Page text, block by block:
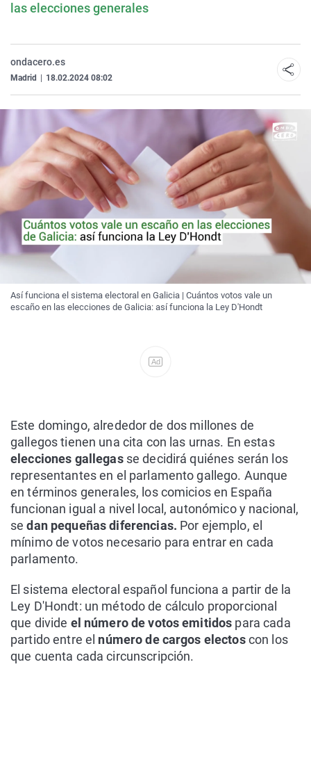
las elecciones generales
ondacero.es
Madrid 18.02.2024 08:02
Así funciona el sistema electoral en Galicia | Cuántos votos vale un
escaño en las elecciones de Galicia: así funciona la Ley D'Hondt
Ad
Este domingo, alrededor de dos millones de
gallegos tienen una cita con las urnas. En estas
elecciones gallegas se decidirá quiénes serán los
representantes en el parlamento gallego. Aunque
en términos generales, los comicios en España
funcionan igual a nivel local, autonómico y nacional,
sedan pequeñas diferencias. Por ejemplo, el
mínimo de votos necesario para entrar en cada
parlamento.
El sistema electoral español funciona a partir de la
Ley D'Hondt: un método de cálculo proporcional
que divide el número de votos emitidos para cada
partido entre el número de cargos electoscon los
que cuenta cada circunscripción.